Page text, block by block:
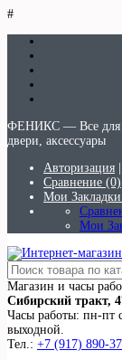
#
ФЕНИКС — Все для
двери, аксессуары
Авторизация
Сравнение (0)
Мои
Мои
Магазин и часы
Сибирский тракт,
Часы работы: пн-пт
выходной.
Тел.: +7 (917) 890-